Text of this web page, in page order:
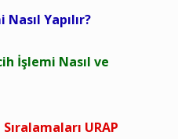
Yapılır?
İşlemi Nasıl ve
URAP